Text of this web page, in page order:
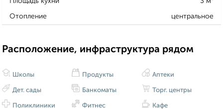
Отопление центральное
Расположение, инфраструктура рядом
Школы
Дет. сады
Поликлиники
Продукты
Банкоматы
Фитнес
Аптеки
Торг. центры
Кафе